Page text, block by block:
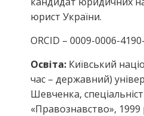
юрист України.
ORCID – 0009-0006-
Освіта: Київський
час – державний)
Шевченка,
«Правознавство», 1999